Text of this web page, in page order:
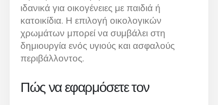
ιδανικά για οικογένειες με παιδιά ή
κατοικίδια. Η επιλογή οικολογικών
χρωμάτων μπορεί να συμβάλει στη
δημιουργία ενός υγιούς και ασφαλούς
περιβάλλοντος.
Πώς να εφαρμόσετε τον